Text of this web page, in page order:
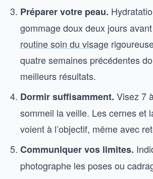
Préparer votre peau.
gommage doux deux jours
routine soin du visage
quatre semaines précédentes
meilleurs résultats.
Dormir suffisamment. Visez 7
sommeil la veille. Les cernes et
voient à l’objectif, même avec
Communiquer vos limites.
photographe les poses ou